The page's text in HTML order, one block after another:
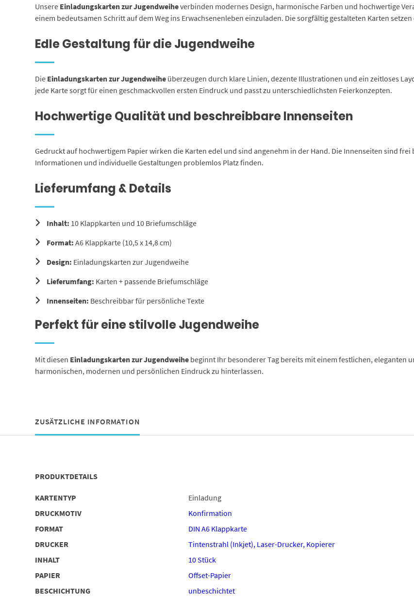
Unsere Einladungskarten zur Jugendweiheverbinden modernes Design, harmonische Farben und hochwertige
einem bedeutsamen Schritt auf dem Weg ins Erwachsenenleben einzuladen. Die sorgfältig gestalteten Karten
Edle Gestaltung für die Jugendweihe
Die Einladungskarten zur Jugendweiheüberzeugen durch klare Linien, dezente Illustrationen und ein zeitloses
jede Karte sorgt für einen geschmackvollen ersten Eindruck und passt zu unterschiedlichsten Feierkonzepten.
Hochwertige Qualität und beschreibbare Innenseiten
Gedruckt auf hochwertigem Papier wirken die Karten edel und sind angenehm in der Hand. Die Innenseiten sind
Informationen und individuelle Gestaltungen problemlos Platz finden.
Lieferumfang & Details
Inhalt: 10 Klappkarten und 10 Briefumschläge
Format: A6 Klappkarte (10,5 x 14,8 cm)
Design: Einladungskarten zur Jugendweihe
Lieferumfang: Karten + passende Briefumschläge
Innenseiten: Beschreibbar für persönliche Texte
Perfekt für eine stilvolle Jugendweihe
Mit diesen Einladungskarten zur Jugendweihebeginnt Ihr besonderer Tag bereits mit einem festlichen, eleganten
harmonischen, modernen und persönlichen Eindruck zu hinterlassen.
ZUSÄTZLICHE INFORMATION
PRODUKTDETAILS
KARTENTYP
Einladung
DRUCKMOTIV
Konfirmation
FORMAT
DIN A6 Klappkarte
DRUCKER
Tintenstrahl (Inkjet), Laser-Drucker, Kopierer
INHALT
10 Stück
PAPIER
Offset-Papier
BESCHICHTUNG
unbeschichtet